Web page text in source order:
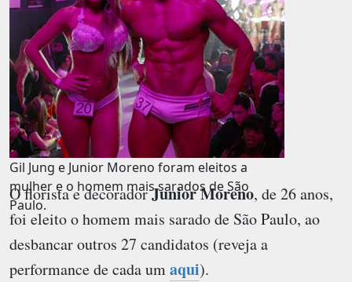
Gil Jung e Junior Moreno foram eleitos a
mulher e o homem mais sarados de São
Paulo.
O florista e decoradorJunior Moreno, de 26 anos,
foi eleito o homem mais sarado de São Paulo, ao
desbancar outros 27 candidatos (reveja a
performance de cada umaqui).